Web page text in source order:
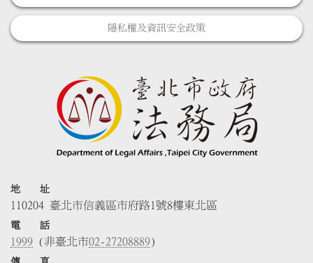
隱私權及資訊安全政策
地 址
110204 臺北市信義區市府路1號8樓東北區
電 話
1999 (非臺北市02-27208889)